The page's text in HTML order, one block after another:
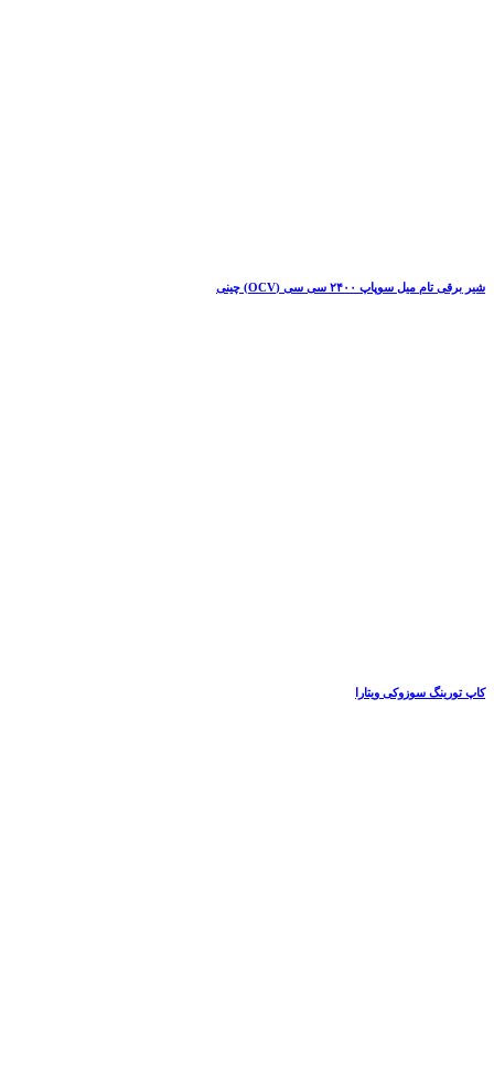
شیر برقی تام میل سوپاپ ۲۴۰۰ سی سی (OCV) چینی
کاپ تورینگ سوزوکی ویتارا